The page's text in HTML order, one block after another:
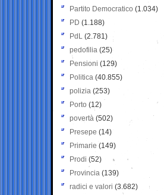
Partito Democratico (1.034)
PD (1.188)
PdL (2.781)
pedofilia (25)
Pensioni (129)
Politica (40.855)
polizia (253)
Porto (12)
povertà (502)
Presepe (14)
Primarie (149)
Prodi (52)
Provincia (139)
radici e valori (3.682)